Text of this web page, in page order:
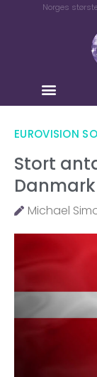
Norges
EUROVISION
Stort
Danmark
Michael